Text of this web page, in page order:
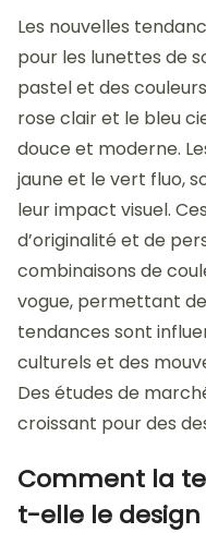
Les nouvelles
pour les lunettes de
pastel et des
rose clair et le bleu
douce et moderne.
jaune et le vert fluo,
leur impact visuel.
d’originalité et de
combinaisons de
vogue, permettant
tendances sont
culturels et des
Des études de
croissant pour des
Comment la
t-elle le design